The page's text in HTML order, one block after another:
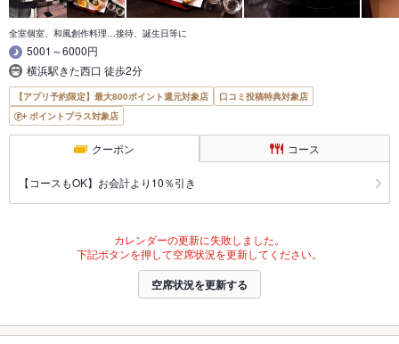
全室個室、和風創作料理…接待、誕生日等に
5001～6000円
横浜駅きた西口 徒歩2分
【アプリ予約限定】最大800ポイント還元対象店
口コミ投稿特典対象店
ポイントプラス対象店
クーポン コース
【コースもOK】お会計より10％引き
カレンダーの更新に失敗しました。
下記ボタンを押して空席状況を更新してください。
空席状況を更新する